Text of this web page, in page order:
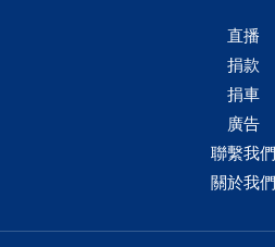
直播
捐款
捐車
廣告
聯繫我們
關於我們